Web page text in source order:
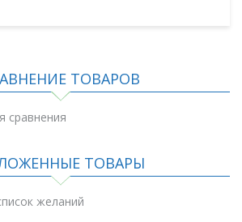
ТОВАРОВ
сравнения
ТОВАРЫ
желаний